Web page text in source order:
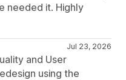
needed it. Highly
Jul 23, 2026
and User
using the